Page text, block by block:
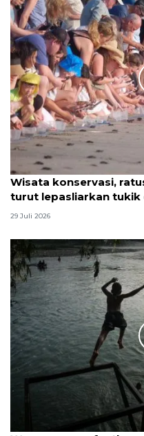
Wisata konservasi,
turut lepasliarkan tukik
29 Juli 2026